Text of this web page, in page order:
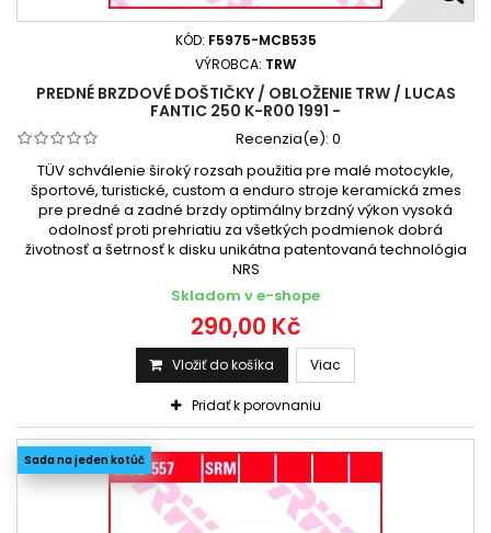
KÓD: F5975-MCB535
VÝROBCA: TRW
PREDNÉ BRZDOVÉ DOŠTIČKY / OBLOŽENIE TRW / LUCAS
FANTIC 250 K-R00 1991 -
Recenzia(e): 0
TÜV schválenie široký rozsah použitia pre malé motocykle,
športové, turistické, custom a enduro stroje keramická zmes
pre predné a zadné brzdy optimálny brzdný výkon vysoká
odolnosť proti prehriatiu za všetkých podmienok dobrá
životnosť a šetrnosť k disku unikátna patentovaná technológia
NRS
Skladom v e-shope
290,00 Kč
Vložiť do košíka Viac
Pridať k porovnaniu
Sada na jeden kotúč